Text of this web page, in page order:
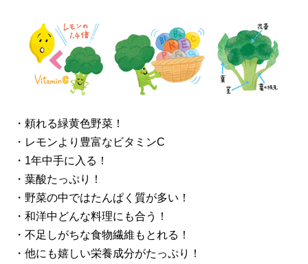
・頼れる緑黄色野菜！
・レモンより豊富なビタミンC
・1年中手に入る！
・葉酸たっぷり！
・野菜の中ではたんぱく質が多い！
・和洋中どんな料理にも合う！
・不足しがちな食物繊維もとれる！
・他にも嬉しい栄養成分がたっぷり！